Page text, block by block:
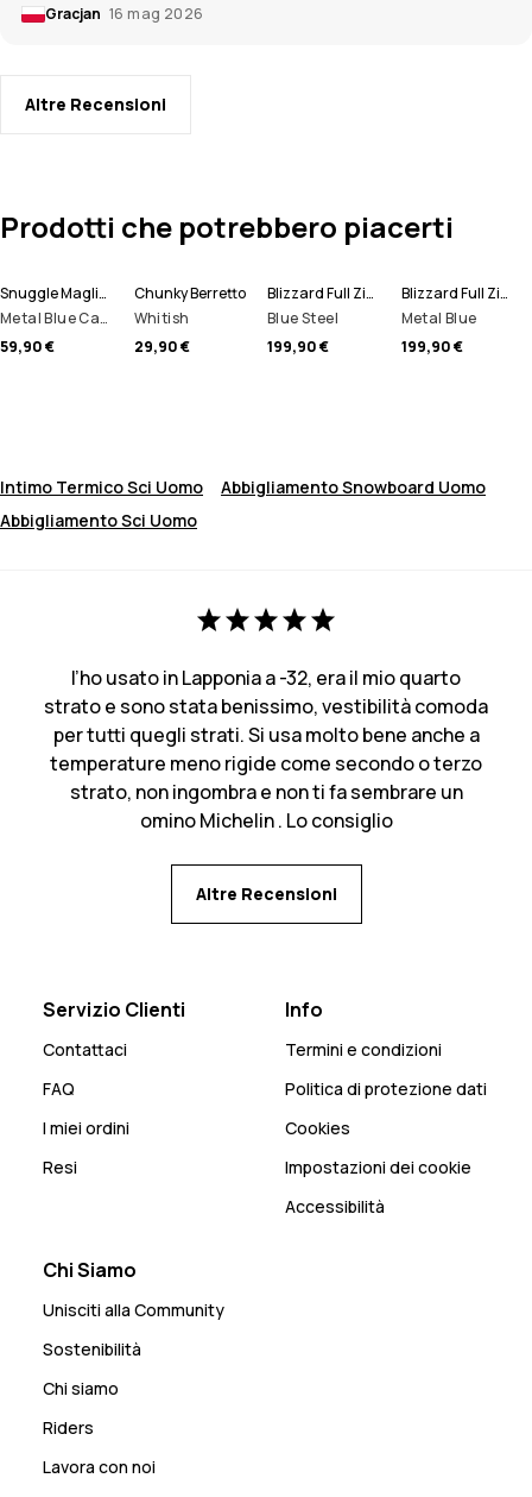
Gracjan 16 mag 2026
Altre Recensioni
Prodotti che potrebbero piacerti
Snuggle Maglia Termica Uomo
Metal Blue Camo
59,90 €
Chunky Berretto
Whitish
29,90 €
Blizzard Full Zip Giacca Snowboard Uomo
Blue Steel
199,90 €
Blizzard Full Zip Giacca Sci Uomo
Metal Blue
199,90 €
Intimo Termico Sci Uomo
Abbigliamento Snowboard Uomo
Abbigliamento Sci Uomo
l’ho usato in Lapponia a -32, era il mio quarto
strato e sono stata benissimo, vestibilità comoda
per tutti quegli strati. Si usa molto bene anche a
temperature meno rigide come secondo o terzo
strato, non ingombra e non ti fa sembrare un
omino Michelin . Lo consiglio
Altre Recensioni
Servizio Clienti
Contattaci
FAQ
I miei ordini
Resi
Info
Termini e condizioni
Politica di protezione dati
Cookies
Impostazioni dei cookie
Accessibilità
Chi Siamo
Unisciti alla Community
Sostenibilità
Chi siamo
Riders
Lavora con noi